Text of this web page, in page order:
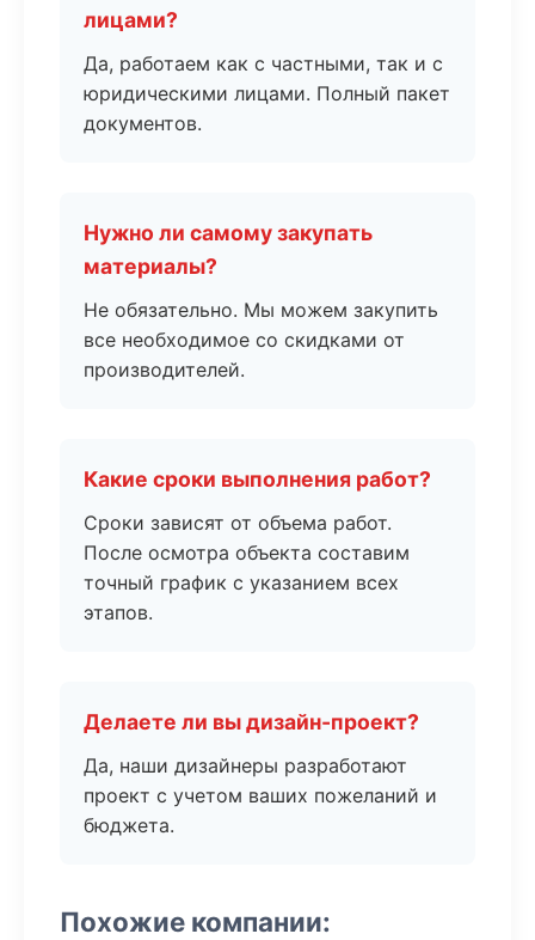
лицами?
Да, работаем как с частными, так и с
юридическими лицами. Полный пакет
документов.
Нужно ли самому закупать
материалы?
Не обязательно. Мы можем закупить
все необходимое со скидками от
производителей.
Какие сроки выполнения работ?
Сроки зависят от объема работ.
После осмотра объекта составим
точный график с указанием всех
этапов.
Делаете ли вы дизайн-проект?
Да, наши дизайнеры разработают
проект с учетом ваших пожеланий и
бюджета.
Похожие компании: